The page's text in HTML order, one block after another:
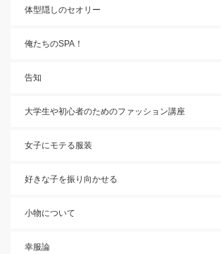
体型隠しのセオリー
俺たちのSPA！
告知
大学生や初心者のためのファッション講座
女子にモテる服装
好きな子を振り向かせる
小物について
幸服論